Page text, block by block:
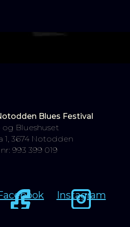
Blues Festival
og Blueshuset
1, 3674 Notodden
993 399 019
Instagram